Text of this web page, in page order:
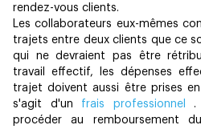
rendez-vous clients.
Les collaborateurs eux-mêmes
trajets entre deux clients que ce
qui ne devraient pas être
travail effectif, les dépenses
trajet doivent aussi être prises
s'agit d'un frais professionnel .
procéder au remboursement